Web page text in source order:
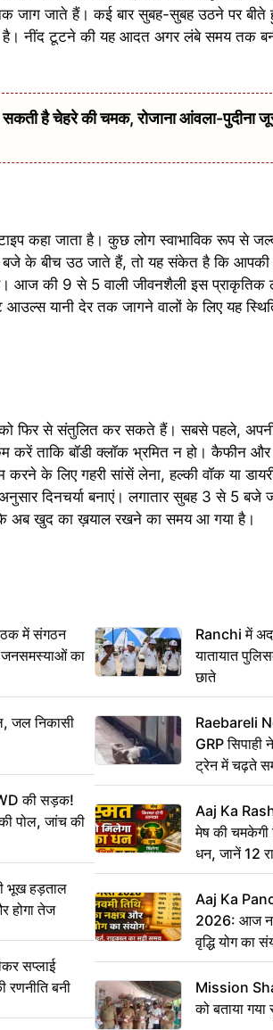
जाते हैं। कई बार सुबह-सुबह उठने पर बीते
नींद टूटने की यह आदत अगर लंबे समय तक बनी
है चेहरे की चमक, रोजाना आंवला-पुदीना
कहा जाता है। कुछ लोग स्वाभाविक रूप से
के बीच उठ जाते हैं, तो यह संकेत है कि आपकी
आज की 9 से 5 वाली जीवनशैली इस
आउल्स यानी देर तक जागने वालों के लिए यह
फिर से संतुलित कर सकते हैं। सबसे पहले,
ताकि बॉडी क्लॉक भ्रमित न हो। कैफीन और
के लिए गहरी सांसें लेना, हल्की वॉक या
दिनचर्या बनाएं। लगातार सुबह 3 से 5 बजे
अब खुद का ख़याल रखने का समय आ गया है।
में संगठन
जनसमस्याओं का
जल निकासी
की सड़क!
पोल, जांच की
भूख हड़ताल
होगा तेज
सप्लाई
बनी
Ranchi में
यातायात
छाते
Raebareli
GRP सिपाही
ट्रेन में चढ़ते
CCTV में कैद
Aaj Ka
मेष की चमकेगी
धन, जानें 12
Aaj Ka
2026: आज
वृद्धि योग का
का सही समय
Mission
को बताया गया